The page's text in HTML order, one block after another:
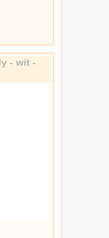
- wit -